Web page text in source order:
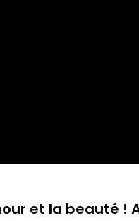
et la beauté !